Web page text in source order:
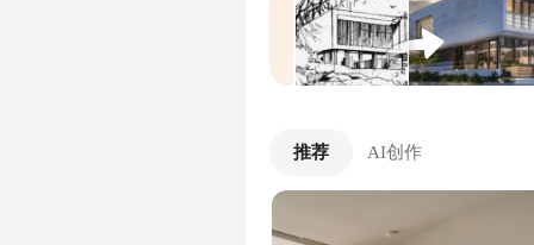
推荐 AI创作